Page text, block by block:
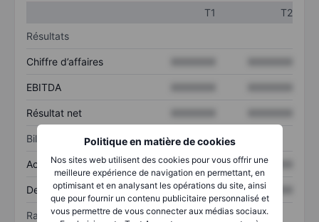
Politique en matière de cookies
Nos sites web utilisent des cookies pour vous offrir une
meilleure expérience de navigation en permettant, en
optimisant et en analysant les opérations du site, ainsi
que pour fournir un contenu publicitaire personnalisé et
vous permettre de vous connecter aux médias sociaux.
T1
T2
Résultats
Chiffre d’affaires
EBITDA
Résultat net
Bilan
Actif total XXXXXXX XXXXXXX
Dette totale XXXXXXX XXXXXXX
Ratios